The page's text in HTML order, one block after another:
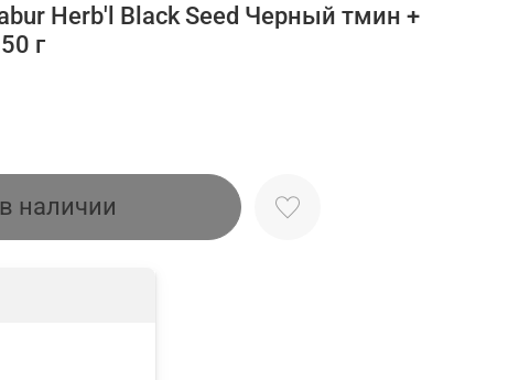
Herb'l Black Seed Черный тмин +
г
наличии